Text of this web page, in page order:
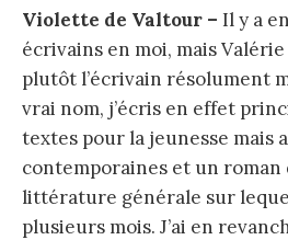
Violette de Valtour – Il y a
écrivains en moi, mais
plutôt l’écrivain résolument
vrai nom, j’écris en effet
textes pour la jeunesse mais
contemporaines et un
littérature générale sur
plusieurs mois. J’ai en